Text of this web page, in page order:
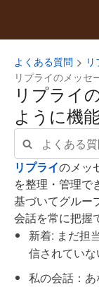
よくある質問
リプライのメッセ
リプライ
ように機
リプライのメッ
を整理・管理で
基づいてグルー
会話を常に把握
新着: まだ担
信されていな
私の会話：あ